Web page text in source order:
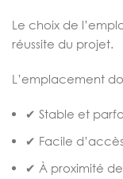
Le choix de
réussite du projet.
L’emplacement
✔ Stable et
✔ Facile
✔ À proximité